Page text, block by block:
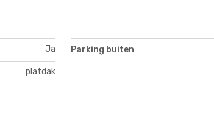
Ja Parking buiten
platdak